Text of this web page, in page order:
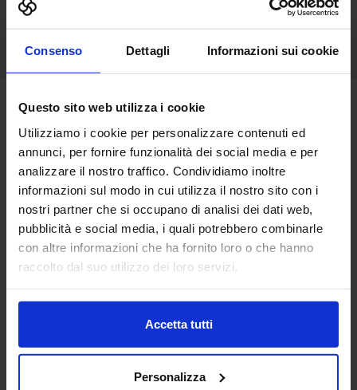
Consenso Dettagli Informazioni sui cookie
Questo sito web utilizza i cookie
Utilizziamo i cookie per personalizzare contenuti ed
annunci, per fornire funzionalità dei social media e per
analizzare il nostro traffico. Condividiamo inoltre
informazioni sul modo in cui utilizza il nostro sito con i
nostri partner che si occupano di analisi dei dati web,
pubblicità e social media, i quali potrebbero combinarle
con altre informazioni che ha fornito loro o che hanno
raccolto dal suo utilizzo dei loro servizi.
Accetta tutti
Personalizza
Lug
111538801